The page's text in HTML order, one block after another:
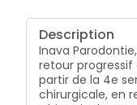
Description
Inava
retour progressif
partir de la 4e
chirurgicale, en